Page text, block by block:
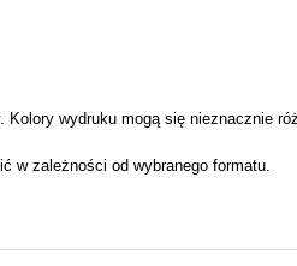
Kolory wydruku mogą się nieznacznie
w zależności od wybranego formatu.